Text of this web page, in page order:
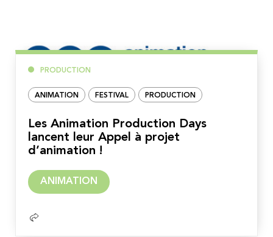
PRODUCTION
ANIMATION FESTIVAL PRODUCTION
Les Animation Production Days
lancent leur Appel à projet
d’animation !
ANIMATION